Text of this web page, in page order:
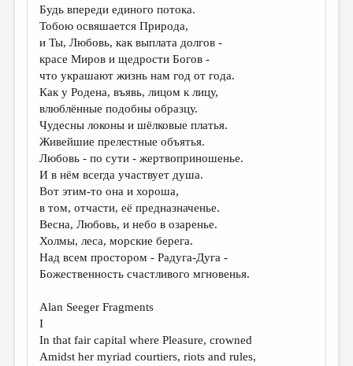
Будь впереди единого потока.
Тобою освяшается Природа,
и Ты, Любовь, как выплата долгов -
красе Миров и щедрости Богов -
что украшают жизнь нам год от года.
Как у Родена, въявь, лицом к лицу,
влюблённые подобны образцу.
Чудесны локоны и шёлковые платья.
Живейшие прелестные объятья.
Любовь - по сути - жертвоприношенье.
И в нём всегда участвует душа.
Вот этим-то она и хороша,
в том, отчасти, её предназначенье.
Весна, Любовь, и небо в озаренье.
Холмы, леса, морские берега.
Над всем простором - Радуга-Дуга -
Божественность счастливого мгновенья.
Alan Seeger Fragments
I
In that fair capital where Pleasure, crowned
Amidst her myriad courtiers, riots and rules,